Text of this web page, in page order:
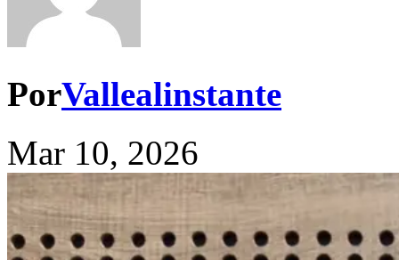
PorVallealinstante
Mar 10, 2026